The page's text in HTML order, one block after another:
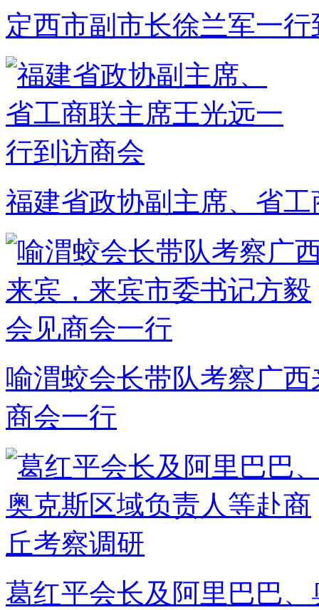
定西市副市长徐兰军一
福建省政协副主席、省
喻渭蛟会长带队考察广
商会一行
葛红平会长及阿里巴巴